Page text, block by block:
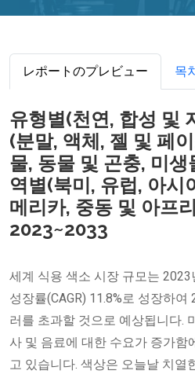
レポートのプレビュー 목
유형별(천연, 합성 및
(분말, 액체, 젤 및 페
물, 동물 및 곤충, 미생
역별(북미, 유럽, 아시
메리카, 중동 및 아프
2023~2033
세계 식용 색소 시장 규모는
성장률(CAGR) 11.8%로 성장하
러를 초과할 것으로 예상됩니다.
사 및 음료에 대한 수요가 증가함
고 있습니다. 색상은 오늘날 치열